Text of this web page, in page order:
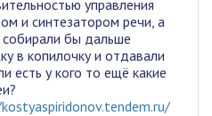
управления
и синтезатором речи, а
бы дальше
в копилочку и отдавали
есть у кого то ещё какие